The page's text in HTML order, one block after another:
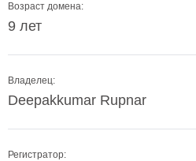
Возраст домена:
9 лет
Владелец:
Deepakkumar Rupnar
Регистратор: